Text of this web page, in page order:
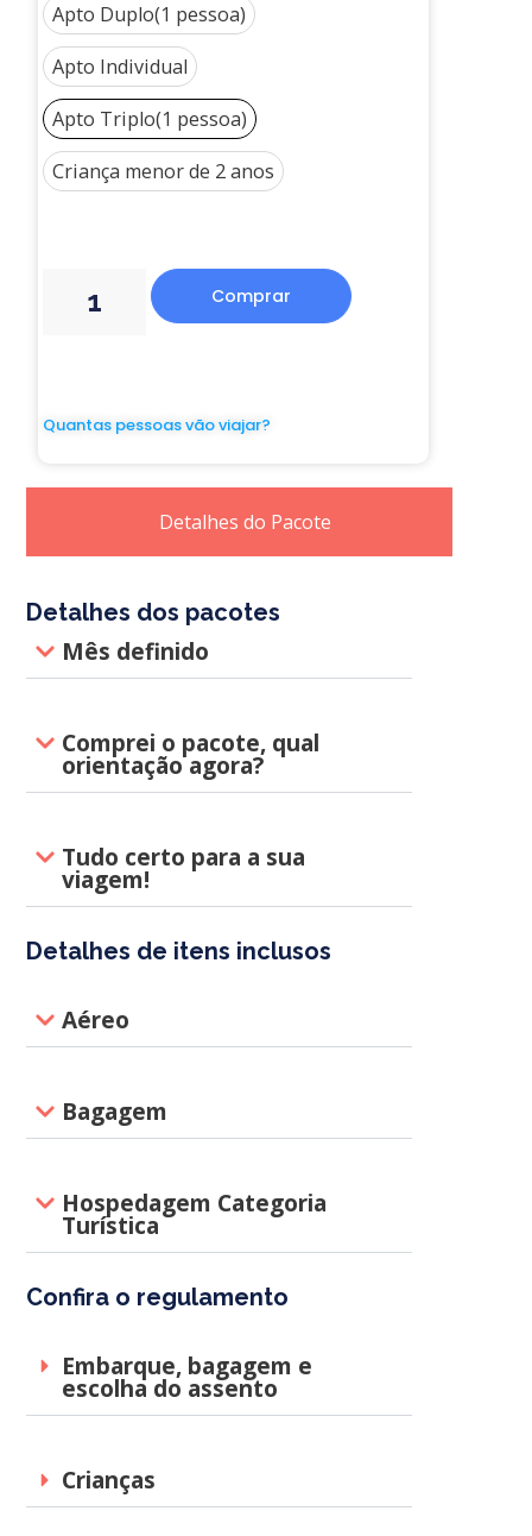
Detalhes do Pacote
Apto Duplo(1 pessoa)
Apto Individual
Apto Triplo(1 pessoa)
Criança menor de 2 anos
Comprar
Quantas pessoas vão viajar?
Detalhes dos pacotes
Mês definido
Comprei o pacote, qual
orientação agora?
Tudo certo para a sua
viagem!
Detalhes de itens inclusos
Aéreo
Bagagem
Hospedagem Categoria
Turística
Confira o regulamento
Embarque, bagagem e
escolha do assento
Crianças